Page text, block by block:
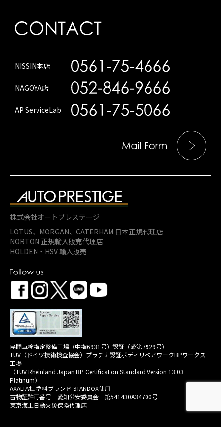
NISSIN本店
NAGOYA店
AP ServiceLab
株式会社オートプレステージ
LOTUS、MORGAN、 CATERHAM 日本正規代理店
NORTON 正規輸入販売代理店
HOLDEN・HSV 輸入販売
民間車検指定整備工場（中指6931号）認証（愛第7929号）
TUV（ドイツ技術検査協会）プラチナ認証ボディリペアワークBPワークス
工場
（TUV Rheinland Japan BP Certification Standard Version 13.03
Platinum）
AXALTA社 塗料ブランド STANDOX使用
古物証許可番号 愛知公安委員会 第541430A34700号
東京海上日動火災保険代理店